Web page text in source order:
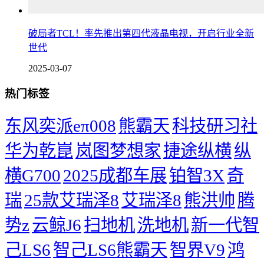
破局者TCL！率先推出第四代液晶电视，开启行业全新
世代
2025-03-07
热门标签
东风奕派eπ008 熊霸天科技研习社
华为乾崑 岚图梦想家 捷途纵横纵
横G7002025成都车展铂智3X奇
瑞25款艾瑞泽8艾瑞泽8 熊洪帅 腾
势z云鲸J6扫地机洗地机新一代智
己LS6智己LS6熊霸天智界V9鸿